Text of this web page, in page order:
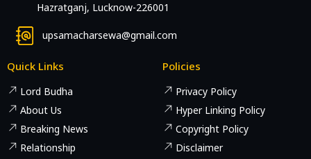
Hazratganj, Lucknow-226001
upsamacharsewa@gmail.com
Quick Links
Lord Budha
About Us
Breaking News
Relationship
Policies
Privacy Policy
Hyper Linking Policy
Copyright Policy
Disclaimer